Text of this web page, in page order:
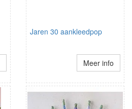
Jaren 30 aankleedpop
Meer info